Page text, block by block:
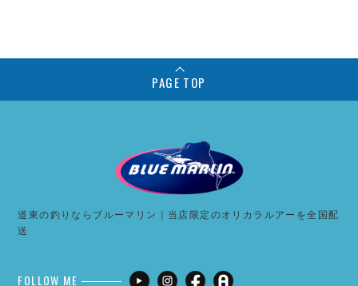
PAGE TOP
道東の釣りならブルーマリン｜当店限定のオリカラルアーを全国配
送
FOLLOW ME